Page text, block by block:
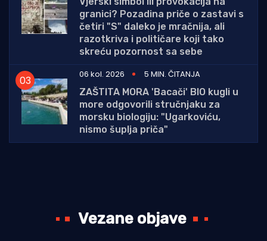
granici? Pozadina priče o zastavi s
četiri "S" daleko je mračnija, ali
razotkriva i političare koji tako
skreću pozornost sa sebe
06 kol. 2026
5 MIN. ČITANJA
ZAŠTITA MORA 'Bacači' BIO kugli u
more odgovorili stručnjaku za
morsku biologiju: "Ugarkoviću,
nismo šuplja priča"
Vezane objave